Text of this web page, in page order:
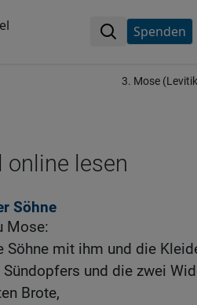
Spenden
3. Mose
online lesen
Söhne
Mose:
Söhne mit ihm und die
und die zwei
Brote,